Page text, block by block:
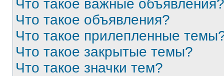
Что такое важные объявления?
Что такое объявления?
Что такое прилепленные
Что такое закрытые темы?
Что такое значки тем?